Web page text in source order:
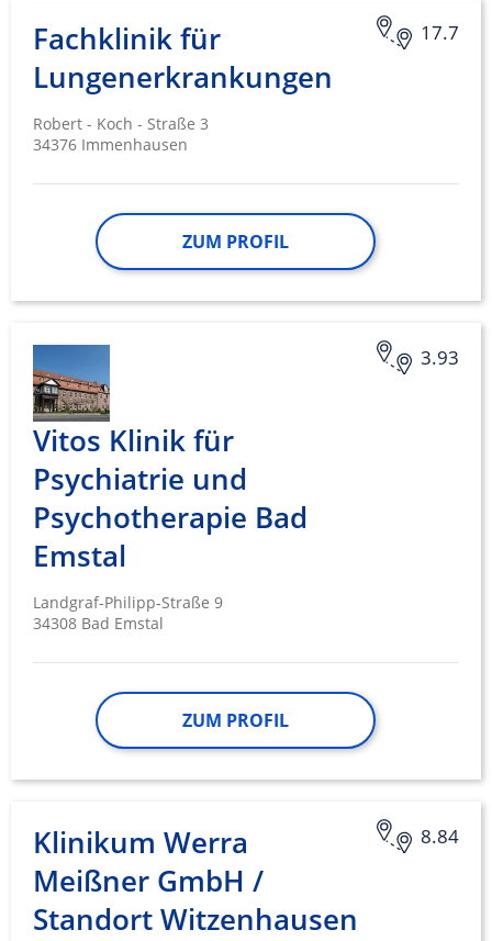
17.7
Fachklinik für
Lungenerkrankungen
Robert - Koch - Straße 3
34376 Immenhausen
ZUM PROFIL
3.93
Vitos Klinik für
Psychiatrie und
Psychotherapie Bad
Emstal
Landgraf-Philipp-Straße 9
34308 Bad Emstal
ZUM PROFIL
8.84
Klinikum Werra
Meißner GmbH /
Standort Witzenhausen